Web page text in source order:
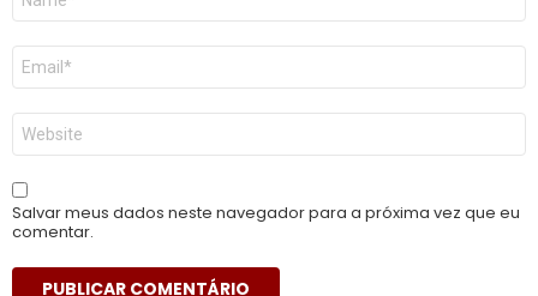
E-
mail
*
Site
Salvar meus dados neste navegador para a próxima vez que eu
comentar.